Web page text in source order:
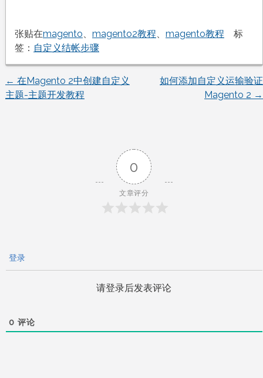
张贴在magento magento2教程 magento教程
标
签： 自定义结帐步骤
文
← 在Magento 2中创建自定义
主题-主题开发教程
如何添加自定义运输验证
Magento 2 →
0
文章评分
登录
请登录后发表评论
0 评论